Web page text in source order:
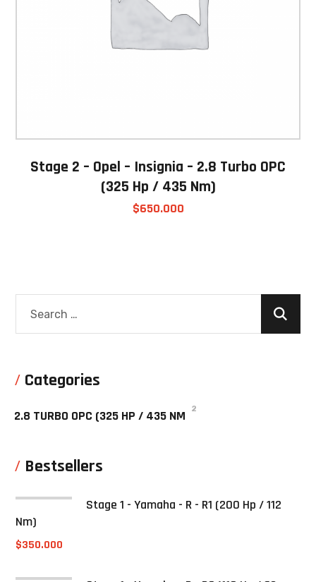
Stage 2 – Opel – Insignia – 2.8 Turbo OPC
(325 Hp / 435 Nm)
$650.000
Categories
2.8 TURBO OPC (325 HP / 435 NM 2
Bestsellers
Stage 1 - Yamaha - R - R1 (200 Hp / 112
Nm)
$350.000